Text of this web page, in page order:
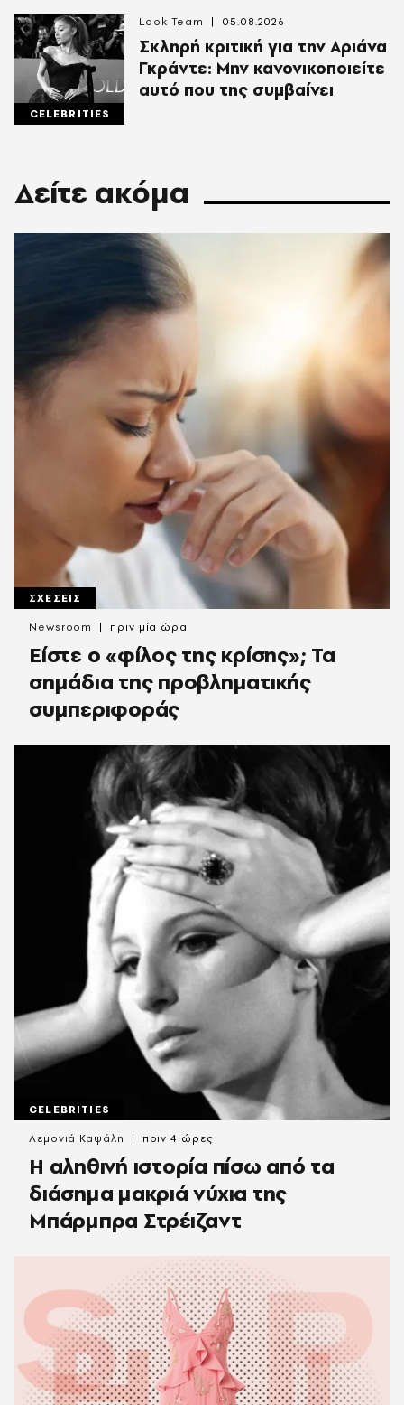
CELEBRITIES
Σκληρή κριτική για την Αριάνα
Γκράντε: Μην κανονικοποιείτε
αυτό που της συμβαίνει
Look Team 05.08.2026
Δείτε ακόμα
ΣΧΕΣΕΙΣ
Είστε ο «φίλος της κρίσης»; Τα
σημάδια της προβληματικής
συμπεριφοράς
Newsroom πριν μία ώρα
CELEBRITIES
Η αληθινή ιστορία πίσω από τα
διάσημα μακριά νύχια της
Μπάρμπρα Στρέιζαντ
Λεμονιά Καψάλη πριν 4 ώρες